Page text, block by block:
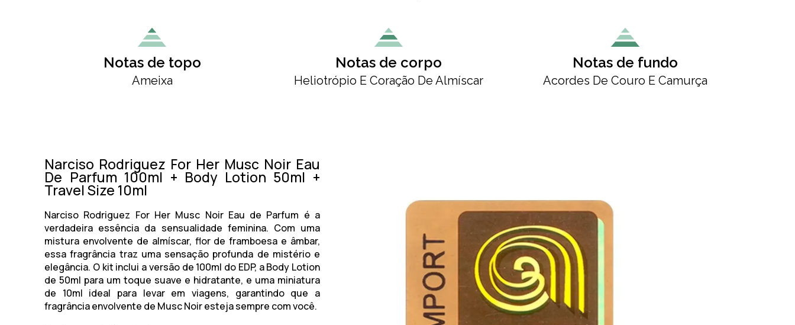
Notas de topo
Ameixa
Notas de corpo
Heliotrópio E Coração De Almíscar
Notas de fundo
Acordes De Couro E Camurça
Narciso Rodriguez For Her Musc Noir Eau
De Parfum 100ml + Body Lotion 50ml +
Travel Size 10ml
Narciso Rodriguez For Her Musc Noir Eau de Parfum é a
verdadeira essência da sensualidade feminina. Com uma
mistura envolvente de almíscar, flor de framboesa e âmbar,
essa fragrância traz uma sensação profunda de mistério e
elegância. O kit inclui a versão de 100ml do EDP, a Body Lotion
de 50ml para um toque suave e hidratante, e uma miniatura
de 10ml ideal para levar em viagens, garantindo que a
fragrância envolvente de Musc Noiresteja sempre com você.